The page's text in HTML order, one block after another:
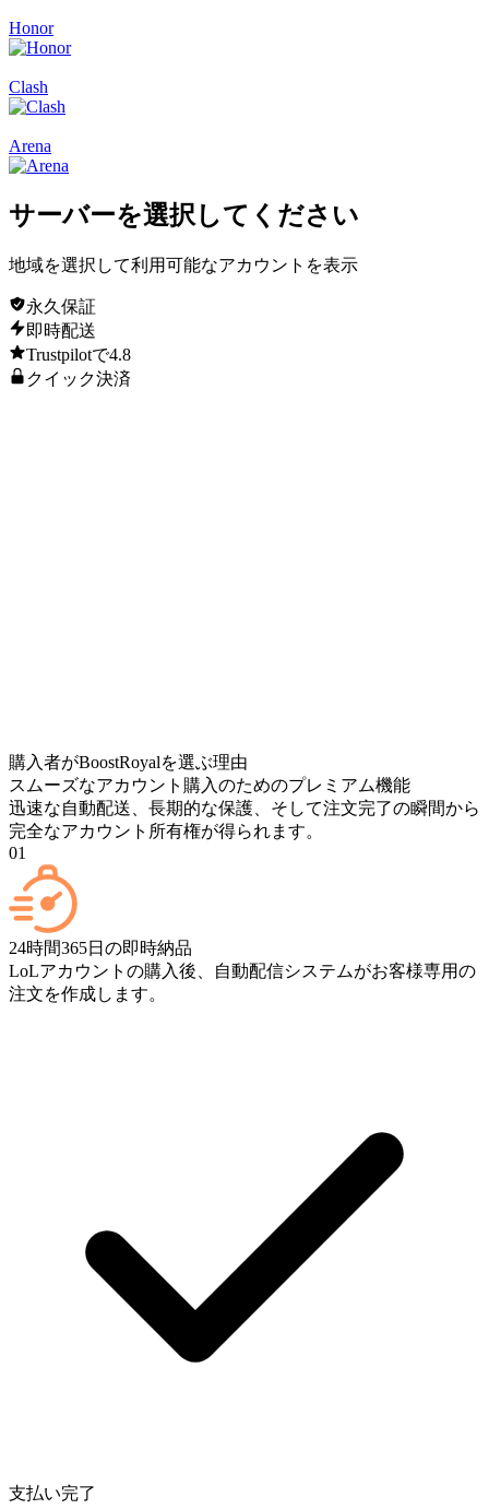
Honor
Clash
Arena
サーバーを選択してください
地域を選択して利用可能なアカウントを表示
永久保証
即時配送
Trustpilotで4.8
クイック決済
購入者がBoostRoyalを選ぶ理由
スムーズなアカウント購入のためのプレミアム機能
迅速な自動配送、長期的な保護、そして注文完了の瞬間から
完全なアカウント所有権が得られます。
01
24時間365日の即時納品
LoLアカウントの購入後、自動配信システムがお客様専用の
注文を作成します。
支払い完了